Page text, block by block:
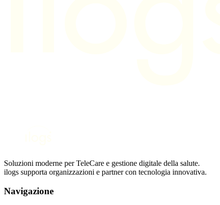
Soluzioni moderne per TeleCare e gestione digitale della salute.
ilogs supporta organizzazioni e partner con tecnologia innovativa.
Navigazione